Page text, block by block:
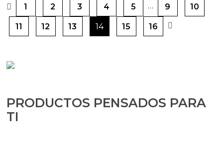
1 2 3 4 5 … 9 10
11 12 13 14 15 16
PRODUCTOS PENSADOS PARA
TI